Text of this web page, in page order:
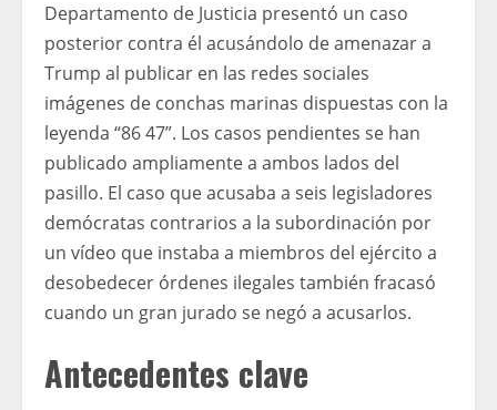
Departamento de Justicia presentó un caso
posterior contra él acusándolo de amenazar a
Trump al publicar en las redes sociales
imágenes de conchas marinas dispuestas con la
leyenda “86 47”. Los casos pendientes se han
publicado ampliamente a ambos lados del
pasillo. El caso que acusaba a seis legisladores
demócratas contrarios a la subordinación por
un vídeo que instaba a miembros del ejército a
desobedecer órdenes ilegales también fracasó
cuando un gran jurado se negó a acusarlos.
Antecedentes clave